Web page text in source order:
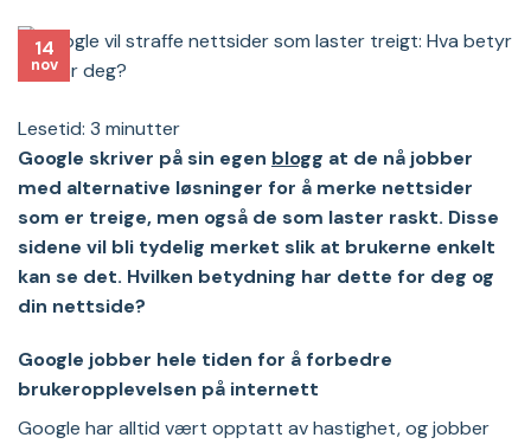
14
nov
Lesetid: 3 minutter
Google skriver på sin egen blogg at de nå jobber
med alternative løsninger for å merke nettsider
som er treige, men også de som laster raskt. Disse
sidene vil bli tydelig merket slik at brukerne enkelt
kan se det. Hvilken betydning har dette for deg og
din nettside?
Google jobber hele tiden for å forbedre
brukeropplevelsen på internett
Google har alltid vært opptatt av hastighet, og jobber